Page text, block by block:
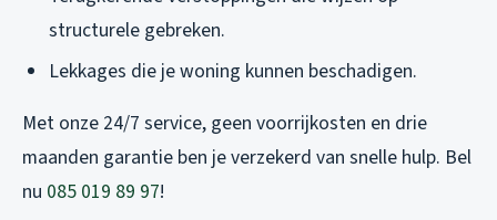
structurele gebreken.
Lekkages die je woning kunnen beschadigen.
Met onze 24/7 service, geen voorrijkosten en drie
maanden garantie ben je verzekerd van snelle hulp. Bel
nu 085 019 89 97!